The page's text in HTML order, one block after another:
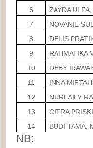
6
ZAYDA
7
NOVANIE
8
DELIS
9
RAHMATIKA
10
DEBY
11
INNA
12
NURLAILY
13
CITRA
14
BUDI TAMA,
NB: